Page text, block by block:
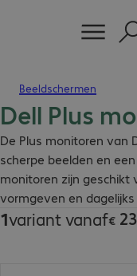
Beeldschermen
Dell Plus
De Plus monitoren van
scherpe beelden en
monitoren zijn geschikt
vormgeven en dagelijks
1variant vanaf€
€